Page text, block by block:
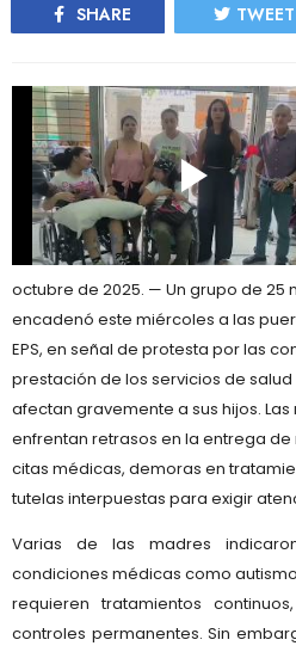
SHARE TWEET
octubre de 2025. — Un grupo de 25
encadenó este miércoles a las
EPS, en señal de protesta por las
prestación de los servicios de salud
afectan gravemente a sus hijos.
enfrentan retrasos en la entrega
citas médicas, demoras en
tutelas interpuestas para exigir
Varias de las madres
condiciones médicas como
requieren tratamientos
controles permanentes. Sin